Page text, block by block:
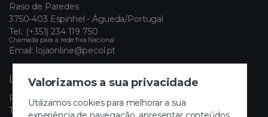
Valorizamos a sua privacidade
Utilizamos cookies para melhorar a sua
Raso de Paredes
3750-403 Espinhel - Águeda/Portugal
Tel.: (+351) 234 119 750
Chamada para a rede fixa Nacional
Email: lojaonline@pecol.pt
LINKS ÚTEIS
Política de Privacidade
Termos e Condições